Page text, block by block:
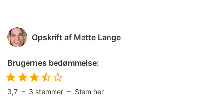
Opskrift af Mette Lange
Brugernes bedømmelse:
3,7 – 3 stemmer – Stem her